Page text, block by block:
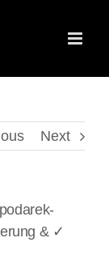
Next
& ✓